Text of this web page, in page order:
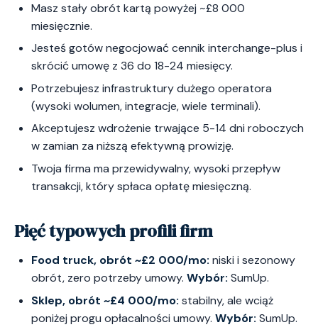
Masz stały obrót kartą powyżej ~£8 000
miesięcznie.
Jesteś gotów negocjować cennik interchange-plus i
skrócić umowę z 36 do 18-24 miesięcy.
Potrzebujesz infrastruktury dużego operatora
(wysoki wolumen, integracje, wiele terminali).
Akceptujesz wdrożenie trwające 5-14 dni roboczych
w zamian za niższą efektywną prowizję.
Twoja firma ma przewidywalny, wysoki przepływ
transakcji, który spłaca opłatę miesięczną.
Pięć typowych profili firm
Food truck, obrót ~£2 000/mo: niski i sezonowy
obrót, zero potrzeby umowy. Wybór: SumUp.
Sklep, obrót ~£4 000/mo: stabilny, ale wciąż
poniżej progu opłacalności umowy. Wybór: SumUp.